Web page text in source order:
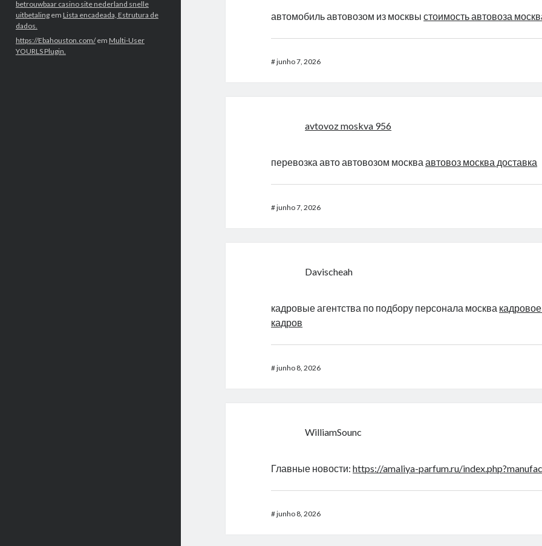
betrouwbaar casino site nederland snelle
uitbetalingem Lista encadeada, Estrutura de
dados.
https://Ebahouston.com/em Multi-User
YOURLS Plugin.
автомобиль автовозом из москвыстоимость автовоза
#junho 7, 2026
avtovoz moskva 956
перевозка авто автовозом москваавтовоз москва доставка
#junho 7, 2026
Davischeah
кадровые агентства по подбору персонала москва
кадров
#junho 8, 2026
WilliamSounc
Главные новости:https://amaliya-parfum.ru/
#junho 8, 2026